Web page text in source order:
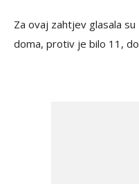
Za ovaj zahtjev glasala
doma, protiv je bilo 11,